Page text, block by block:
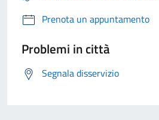
Prenota un appuntamento
Problemi in città
Segnala disservizio